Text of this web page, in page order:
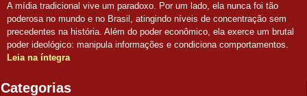
A mídia tradicional vive um paradoxo. Por um lado, ela nunca foi tão
poderosa no mundo e no Brasil, atingindo níveis de concentração sem
precedentes na história. Além do poder econômico, ela exerce um brutal
poder ideológico: manipula informações e condiciona comportamentos.
Leia na íntegra
Categorias